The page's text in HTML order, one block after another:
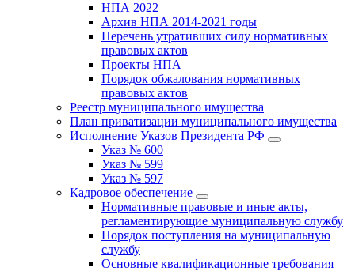
НПА 2022
Архив НПА 2014-2021 годы
Перечень утративших силу нормативных
правовых актов
Проекты НПА
Порядок обжалования нормативных
правовых актов
Реестр муниципального имущества
План приватизации муниципального имущества
Исполнение Указов Президента РФ
Указ № 600
Указ № 599
Указ № 597
Кадровое обеспечение
Нормативные правовые и иные акты,
регламентирующие муниципальную службу
Порядок поступления на муниципальную
службу
Основные квалификационные требования